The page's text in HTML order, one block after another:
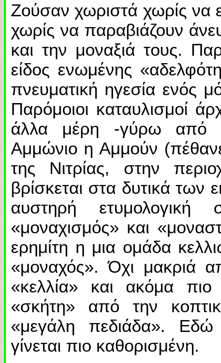
Ζούσαν χωριστά χωρίς να
χωρίς να παραβιάζουν
και την μοναξιά τους.
είδος ενωμένης
πνευματική ηγεσία ενός
Παρόμοιοι καταυλισμοί
άλλα μέρη -γύρω από
Αμμώνιο η Αμμούν
της Νιτρίας, στην
βρίσκεται στα δυτικά των
αυστηρή ετυμολογική
«μοναχισμός» και
ερημίτη η μια ομάδα
«μοναχός». Όχι μακριά
«κελλία» και ακόμα
«σκήτη» από την
«μεγάλη πεδιάδα».
γίνεται πιο καθορισμένη.